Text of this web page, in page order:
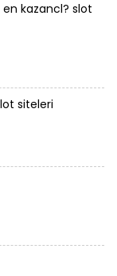
en kazancl? slot
siteleri